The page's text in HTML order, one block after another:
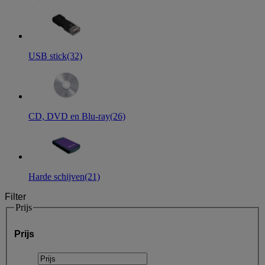
USB stick(32)
CD, DVD en Blu-ray(26)
Harde schijven(21)
Filter
Prijs
Prijs